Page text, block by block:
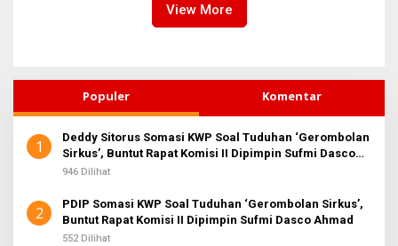
View More
Populer Komentar
1
Deddy Sitorus Somasi KWP Soal Tuduhan ‘Gerombolan
Sirkus’, Buntut Rapat Komisi II Dipimpin Sufmi Dasco
Ahmad
946 Dilihat
2
PDIP Somasi KWP Soal Tuduhan ‘Gerombolan Sirkus’,
Buntut Rapat Komisi II Dipimpin Sufmi Dasco Ahmad
552 Dilihat